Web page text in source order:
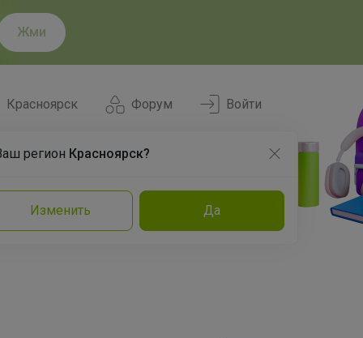
Жми
Форум
Красноярск
регион Красноярск?
Изменить Да
Войти
Команда Эксперты